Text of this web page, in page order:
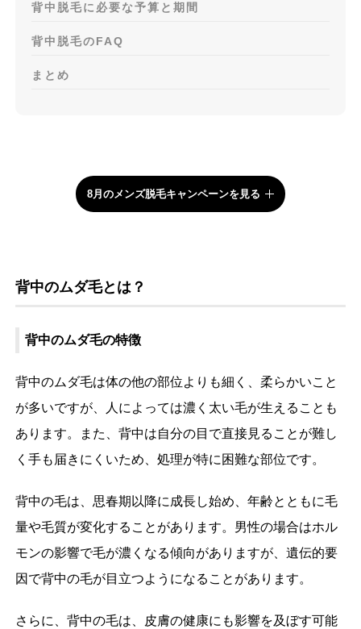
背中脱毛に必要な予算と期間
背中脱毛のFAQ
まとめ
8月のメンズ脱毛キャンペーンを見る
背中のムダ毛とは？
背中のムダ毛の特徴
背中のムダ毛は体の他の部位よりも細く、柔らかいこと
が多いですが、人によっては濃く太い毛が生えることも
あります。また、背中は自分の目で直接見ることが難し
く手も届きにくいため、処理が特に困難な部位です。
背中の毛は、思春期以降に成長し始め、年齢とともに毛
量や毛質が変化することがあります。男性の場合はホル
モンの影響で毛が濃くなる傾向がありますが、遺伝的要
因で背中の毛が目立つようになることがあります。
さらに、背中の毛は、皮膚の健康にも影響を及ぼす可能